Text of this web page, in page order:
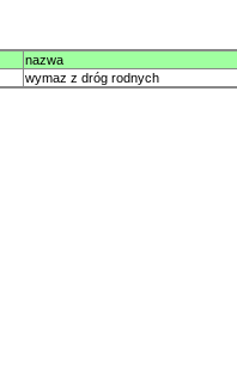
nazwa
wymaz z dróg rodnych